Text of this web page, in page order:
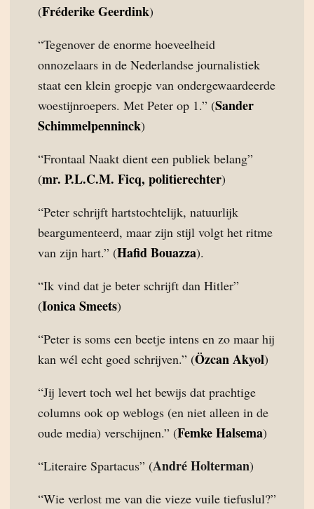
(Fréderike Geerdink)
“Tegenover de enorme hoeveelheid
onnozelaars in de Nederlandse journalistiek
staat een klein groepje van ondergewaardeerde
woestijnroepers. Met Peter op 1.” (Sander
Schimmelpenninck)
“Frontaal Naakt dient een publiek belang”
(mr. P.L.C.M. Ficq, politierechter)
“Peter schrijft hartstochtelijk, natuurlijk
beargumenteerd, maar zijn stijl volgt het ritme
van zijn hart.” (Hafid Bouazza).
“Ik vind dat je beter schrijft dan Hitler”
(Ionica Smeets)
“Peter is soms een beetje intens en zo maar hij
kan wél echt goed schrijven.” (Özcan Akyol)
“Jij levert toch wel het bewijs dat prachtige
columns ook op weblogs (en niet alleen in de
oude media) verschijnen.” (Femke Halsema)
“Literaire Spartacus” (André Holterman)
“Wie verlost me van die vieze vuile tiefuslul?”